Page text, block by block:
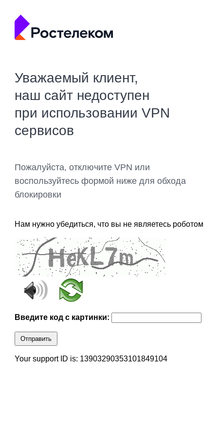
Уважаемый клиент,
наш сайт недоступен
при использовании VPN
сервисов
Пожалуйста, отключите VPN или
воспользуйтесь формой ниже для обхода
блокировки
Нам нужно убедиться, что вы не являетесь роботом
Введите код с картинки:
Отправить
Your support ID is: 13903290353101849104